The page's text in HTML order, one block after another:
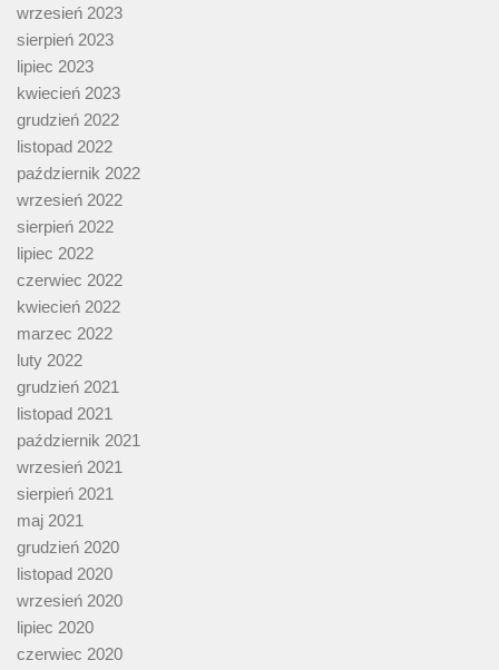
wrzesień 2023
sierpień 2023
lipiec 2023
kwiecień 2023
grudzień 2022
listopad 2022
październik 2022
wrzesień 2022
sierpień 2022
lipiec 2022
czerwiec 2022
kwiecień 2022
marzec 2022
luty 2022
grudzień 2021
listopad 2021
październik 2021
wrzesień 2021
sierpień 2021
maj 2021
grudzień 2020
listopad 2020
wrzesień 2020
lipiec 2020
czerwiec 2020